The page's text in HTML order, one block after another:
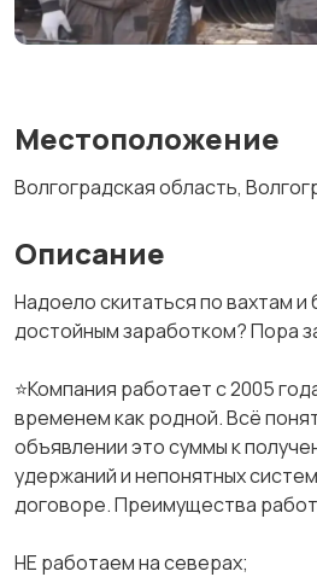
Местоположение
Волгоградская область,
Описание
Надоело скитаться по вахтам
достойным заработком? Пора
⭐Компания работает с 2005
временем как родной. Всё
объявлении это суммы к
удержаний и непонятных
договоре. Преимущества
НЕ работаем на северах;